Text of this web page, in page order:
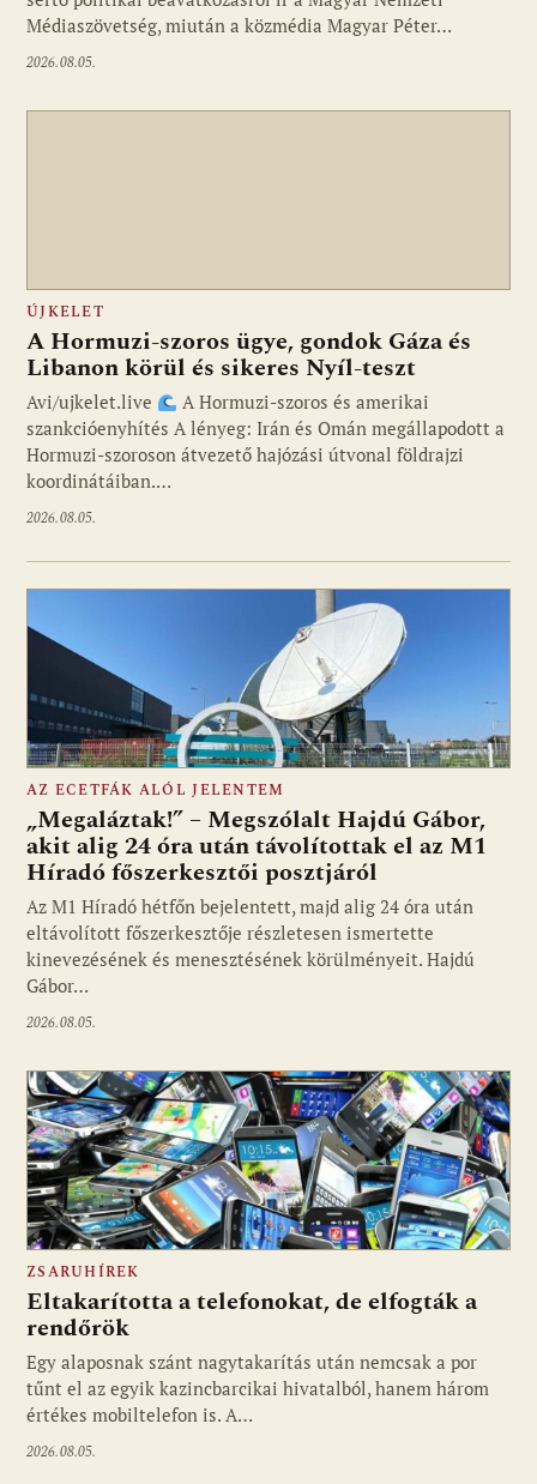
Médiaszövetség, miután a közmédia Magyar Péter…
2026.08.05.
ÚJKELET
A Hormuzi-szoros ügye, gondok Gáza és
Libanon körül és sikeres Nyíl-teszt
Avi/ujkelet.live
A Hormuzi-szoros és amerikai
szankcióenyhítés A lényeg: Irán és Omán megállapodott a
Hormuzi-szoroson átvezető hajózási útvonal földrajzi
koordinátáiban.…
2026.08.05.
Fotó: media1.hu
AZ ECETFÁK ALÓL JELENTEM
„Megaláztak!” – Megszólalt Hajdú Gábor,
akit alig 24 óra után távolítottak el az M1
Híradó főszerkesztői posztjáról
Az M1 Híradó hétfőn bejelentett, majd alig 24 óra után
eltávolított főszerkesztője részletesen ismertette
kinevezésének és menesztésének körülményeit. Hajdú
Gábor…
2026.08.05.
ZSARUHÍREK
Eltakarította a telefonokat, de elfogták a
rendőrök
Egy alaposnak szánt nagytakarítás után nemcsak a por
tűnt el az egyik kazincbarcikai hivatalból, hanem három
értékes mobiltelefon is. A…
2026.08.05.